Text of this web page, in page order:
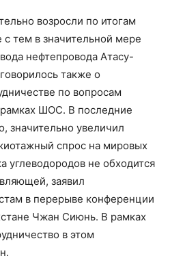
возросли по итогам
тем в значительной мере
нефтепровода Атасу-
также о
по вопросам
ШОС. В последние
значительно увеличил
спрос на мировых
углеводородов не обходится
заявил
в перерыве конференции
Чжан Сиюнь. В рамках
в этом